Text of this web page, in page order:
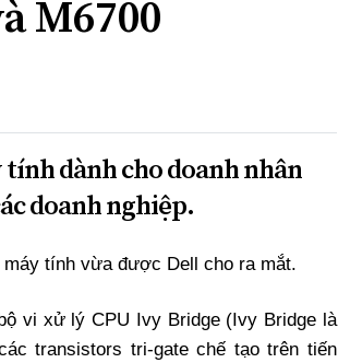
M6700
dành cho doanh nhân
doanh nghiệp.
tính vừa được Dell cho ra mắt.
vi xử lý CPU Ivy Bridge (Ivy Bridge là
transistors tri-gate chế tạo trên tiến